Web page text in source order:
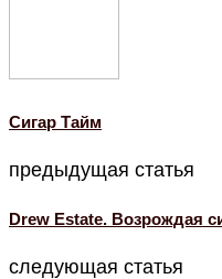
Cигар Тайм
предыдущая статья
Drew Estate. Возрождая
следующая статья